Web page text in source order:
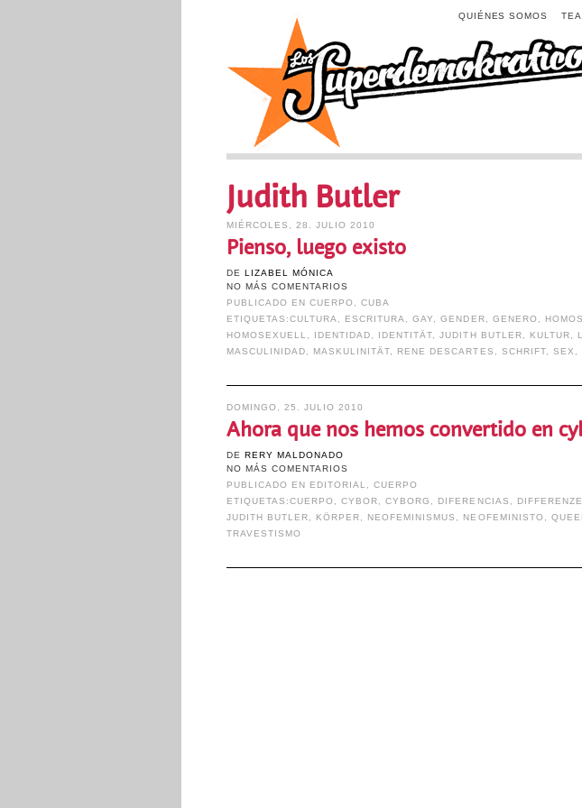
QUIÉNES SOMOS
Judith Butler
MIÉRCOLES, 28. JULIO 2010
Pienso, luego existo
DE LIZABEL MÓNICA
NO MÁS COMENTARIOS
PUBLICADO EN CUERPO ,CUBA
ETIQUETAS:CULTURA ESCRITURA ,GAY ,GENDER GENERO
HOMOSEXUELL
IDENTIDAD IDENTITÄT ,JUDITH BUTLER KULTUR
MASCULINIDAD
MASKULINITÄT RENE DESCARTES SCHRIFT, SEX
DOMINGO, 25. JULIO 2010
Ahora que nos hemos convertido en
DE RERY MALDONADO
NO MÁS COMENTARIOS
PUBLICADO EN EDITORIAL ,CUERPO
ETIQUETAS:CUERPO CYBOR ,CYBORG DIFERENCIAS
JUDITH BUTLER
KÖRPER NEOFEMINISMUS NEOFEMINISTO
TRAVESTISMO